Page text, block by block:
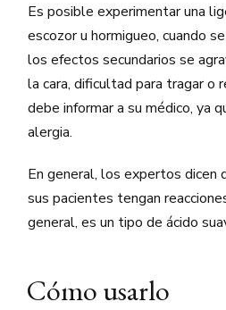
Es posible experimentar una
escozor u hormigueo, cuando
los efectos secundarios se
la cara, dificultad para tragar o
debe informar a su médico, ya
alergia.
En general, los expertos dicen
sus pacientes tengan
general, es un tipo de ácido
Cómo usarlo